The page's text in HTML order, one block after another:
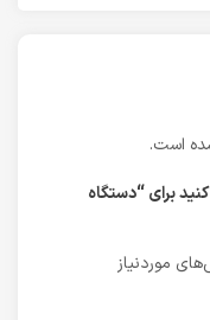
است.
برای “دستگاه
موردنیاز